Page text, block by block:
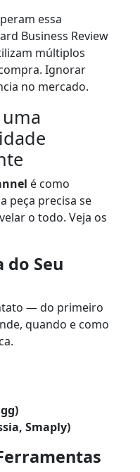
essa
Business Review
múltiplos
Ignorar
no mercado.
é como
peça precisa se
o todo. Veja os
do Seu
— do primeiro
quando e como
Smaply)